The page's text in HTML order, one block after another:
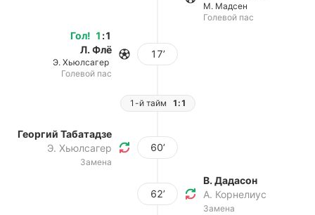
М. Мадсен
Голевой пас
Гол! 1 :1
Л. Флё
Э. Хьюлсагер
Голевой пас
17’
1-й тайм 1:1
Георгий Табатадзе
Э. Хьюлсагер
Замена
60’
62’
В. Дадасон
А. Корнелиус
Замена